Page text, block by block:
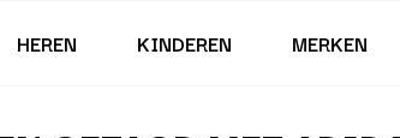
HEREN KINDEREN MERKEN